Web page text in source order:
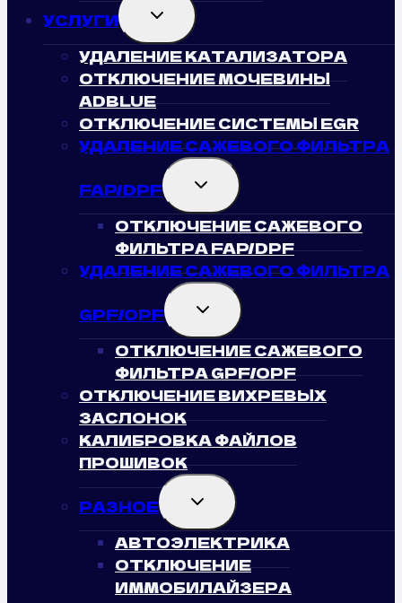
УСЛУГИ TOGGLE
CHILD
MENU
УДАЛЕНИЕ КАТАЛИЗАТОРА
ОТКЛЮЧЕНИЕ МОЧЕВИНЫ
ADBLUE
ОТКЛЮЧЕНИЕ СИСТЕМЫ EGR
УДАЛЕНИЕ САЖЕВОГО ФИЛЬТРА
FAP/DPF TOGGLE
CHILD
MENU
ОТКЛЮЧЕНИЕ САЖЕВОГО
ФИЛЬТРА FAP/DPF
УДАЛЕНИЕ САЖЕВОГО ФИЛЬТРА
GPF/OPF TOGGLE
CHILD
MENU
ОТКЛЮЧЕНИЕ САЖЕВОГО
ФИЛЬТРА GPF/OPF
ОТКЛЮЧЕНИЕ ВИХРЕВЫХ
ЗАСЛОНОК
КАЛИБРОВКА ФАЙЛОВ
ПРОШИВОК
РАЗНОЕ TOGGLE
CHILD
MENU
АВТОЭЛЕКТРИКА
ОТКЛЮЧЕНИЕ
ИММОБИЛАЙЗЕРА